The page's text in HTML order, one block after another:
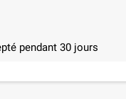
pendant 30 jours